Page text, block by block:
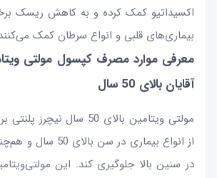
اکسیداتیو کمک کرده و به کاهش ریسک
بیماری‌های قلبی و انواع سرطان کمک
معرفی موارد مصرف کپسول مولتی
آقایان بالای 50 سال
مولتی ویتامین بالای 50 سال
از انواع بیماری در
در سنین بالا جلوگیری ‌کند. این